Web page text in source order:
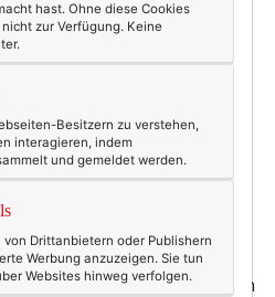
Wunschkonzert!
Neujahrskonzert aus Wien
hast. Ohne diese Cookies
zur Verfügung. Keine
Besitzern zu verstehen,
interagieren, indem
und gemeldet werden.
Drittanbietern oder Publishern
Werbung anzuzeigen. Sie tun
Websites hinweg verfolgen.